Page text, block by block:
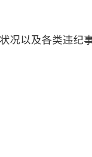
况以及各类违纪